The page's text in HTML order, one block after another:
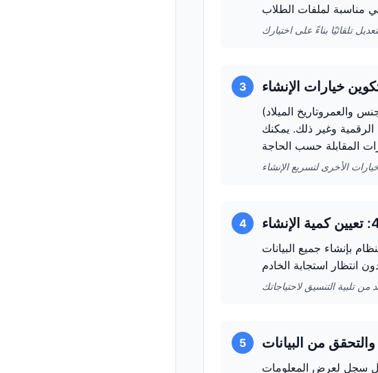
3
والعمروتاريخ الميلاد)
الرقمية وغير ذلك. يمكنك
4
سيقوم النظام بإنشاء جميع البيانات
5
كل سجل لعرض المعلومات